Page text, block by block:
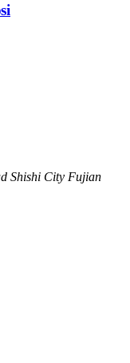
Shishi City Fujian